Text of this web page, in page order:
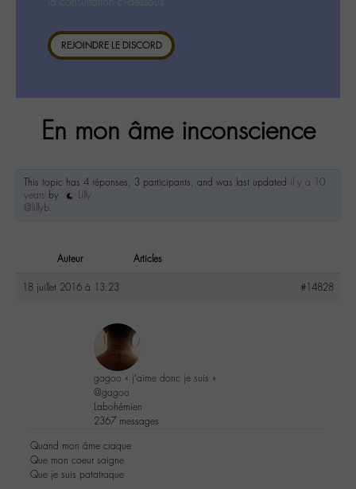
REJOINDRE LE DISCORD
En mon âme inconscience
This topic has 4 réponses, 3 participants, and was last updated il y a 10
years by
Lilly
@lillyb.
Auteur Articles
18 juillet 2016 à 13:23 #14828
gagoo « j’aime donc je suis »
@gagoo
Labohémien
2367 messages
Quand mon âme craque
Que mon coeur saigne
Que je suis patatraque